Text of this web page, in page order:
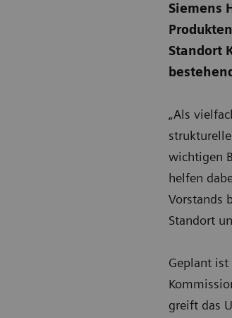
Siemens
Standort
„Als
wichtigen
helfen
Vorstands
Standort
Geplant
greift das